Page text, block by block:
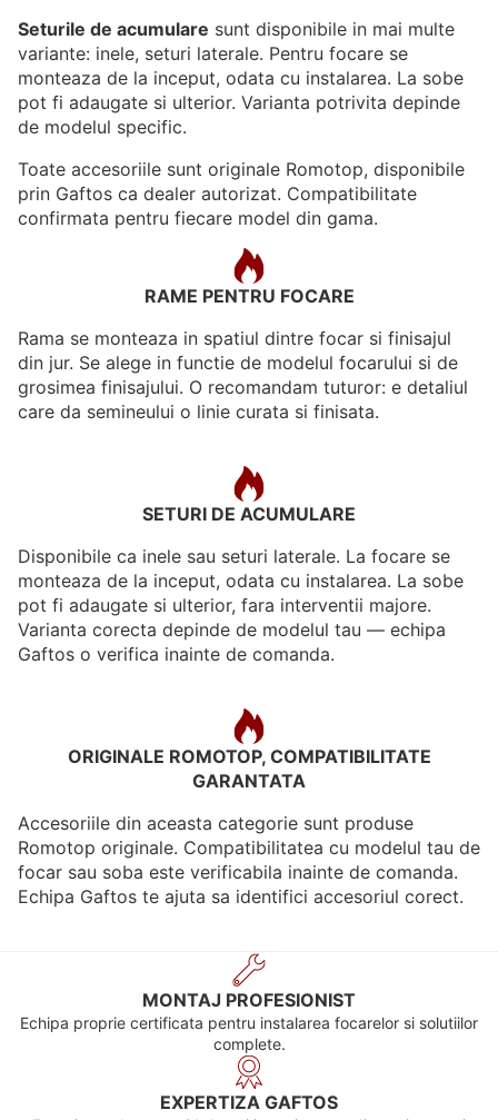
Seturile de acumulare sunt disponibile in mai multe
variante: inele, seturi laterale. Pentru focare se
monteaza de la inceput, odata cu instalarea. La sobe
pot fi adaugate si ulterior. Varianta potrivita depinde
de modelul specific.
Toate accesoriile sunt originale Romotop, disponibile
prin Gaftos ca dealer autorizat. Compatibilitate
confirmata pentru fiecare model din gama.
RAME PENTRU FOCARE
Rama se monteaza in spatiul dintre focar si finisajul
din jur. Se alege in functie de modelul focarului si de
grosimea finisajului. O recomandam tuturor: e detaliul
care da semineului o linie curata si finisata.
SETURI DE ACUMULARE
Disponibile ca inele sau seturi laterale. La focare se
monteaza de la inceput, odata cu instalarea. La sobe
pot fi adaugate si ulterior, fara interventii majore.
Varianta corecta depinde de modelul tau — echipa
Gaftos o verifica inainte de comanda.
ORIGINALE ROMOTOP, COMPATIBILITATE
GARANTATA
Accesoriile din aceasta categorie sunt produse
Romotop originale. Compatibilitatea cu modelul tau de
focar sau soba este verificabila inainte de comanda.
Echipa Gaftos te ajuta sa identifici accesoriul corect.
MONTAJ PROFESIONIST
Echipa proprie certificata pentru instalarea focarelor si solutiilor
complete.
EXPERTIZA GAFTOS